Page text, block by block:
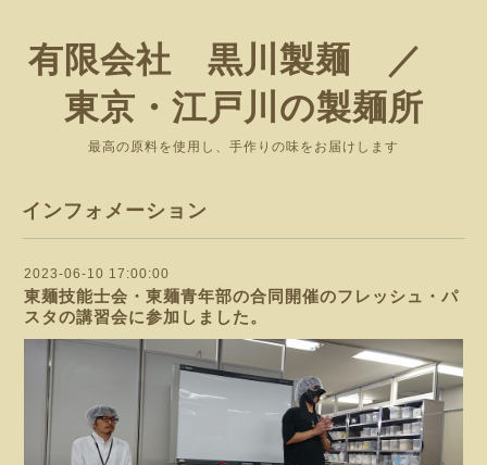
有限会社 黒川製麺 ／
東京・江戸川の製麺所
最高の原料を使用し、手作りの味をお届けします
インフォメーション
2023-06-10 17:00:00
東麺技能士会・東麺青年部の合同開催のフレッシュ・パ
スタの講習会に参加しました。